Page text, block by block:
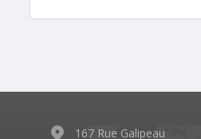
167 Rue Galipeau